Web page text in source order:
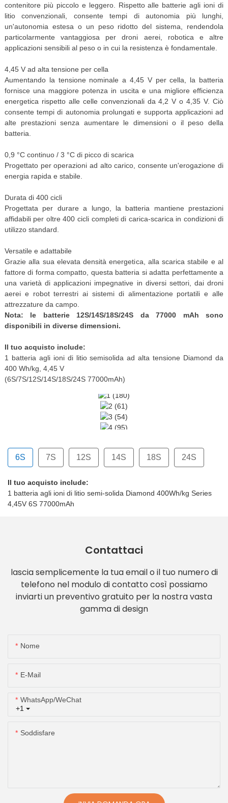
contenitore più piccolo e leggero. Rispetto alle batterie agli ioni di
litio convenzionali, consente tempi di autonomia più lunghi,
un'autonomia estesa o un peso ridotto del sistema, rendendola
particolarmente vantaggiosa per droni aerei, robotica e altre
applicazioni sensibili al peso o in cui la resistenza è fondamentale.
4,45 V ad alta tensione per cella
Aumentando la tensione nominale a 4,45 V per cella, la batteria
fornisce una maggiore potenza in uscita e una migliore efficienza
energetica rispetto alle celle convenzionali da 4,2 V o 4,35 V. Ciò
consente tempi di autonomia prolungati e supporta applicazioni ad
alte prestazioni senza aumentare le dimensioni o il peso della
batteria.
0,9 °C continuo / 3 °C di picco di scarica
Progettato per operazioni ad alto carico, consente un'erogazione di
energia rapida e stabile.
Durata di 400 cicli
Progettata per durare a lungo, la batteria mantiene prestazioni
affidabili per oltre 400 cicli completi di carica-scarica in condizioni di
utilizzo standard.
Versatile e adattabile
Grazie alla sua elevata densità energetica, alla scarica stabile e al
fattore di forma compatto, questa batteria si adatta perfettamente a
una varietà di applicazioni impegnative in diversi settori, dai droni
aerei e robot terrestri ai sistemi di alimentazione portatili e alle
attrezzature da campo.
Nota: le batterie 12S/14S/18S/24S da 77000 mAh sono
disponibili in diverse dimensioni.
Il tuo acquisto include:
1 batteria agli ioni di litio semisolida ad alta tensione Diamond da
400 Wh/kg, 4,45 V
(6S/7S/12S/14S/18S/24S 77000mAh)
6S 7S 12S 14S 18S 24S
Il tuo acquisto include:
1 batteria agli ioni di litio semi-solida Diamond 400Wh/kg Series
4,45V 6S 77000mAh
Contattaci
lascia semplicemente la tua email o il tuo numero di
telefono nel modulo di contatto così possiamo
inviarti un preventivo gratuito per la nostra vasta
gamma di design
Nome
E-Mail
+1
WhatsApp/WeChat
Soddisfare